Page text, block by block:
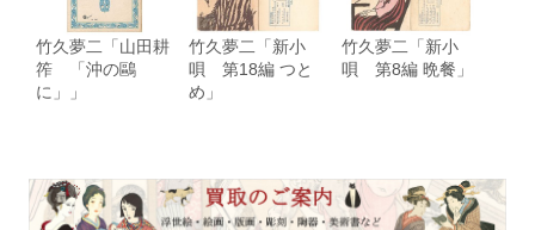
竹久夢二「山田耕
筰 「沖の鷗
に」」
竹久夢二「新小
唄 第18編 つと
め」
竹久夢二「新小
唄 第8編 晩餐」